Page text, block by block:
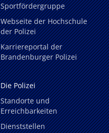
Sportfördergruppe
Webseite der Hochschule
der Polizei
Karriereportal der
Brandenburger Polizei
Die Polizei
Standorte und
Erreichbarkeiten
Dienststellen